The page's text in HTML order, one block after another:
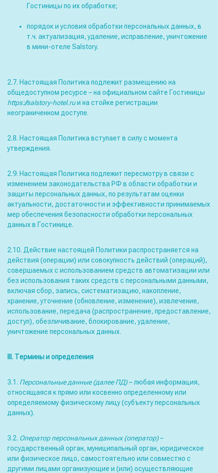
Гостиницы по их обработке;
порядок и условия обработки персональных данных, в
т.ч. актуализация, удаление, исправление, уничтожение
в мини-отеле Salstory.
2.7. Настоящая Политика подлежит размещению на
общедоступном ресурсе – на официальном сайте Гостиницы
https://salstory-hotel.ruи на стойке регистрации
неограниченном доступе.
2.8. Настоящая Политика вступает в силу с момента
утверждения.
2.9. Настоящая Политика подлежит пересмотру в связи с
изменением законодательства РФ в области обработки и
защиты персональных данных, по результатам оценки
актуальности, достаточности и эффективности принимаемых
мер обеспечения безопасности обработки персональных
данных в Гостинице.
2.10. Действие настоящей Политики распространяется на
действия (операции) или совокупность действий (операций),
совершаемых с использованием средств автоматизации или
без использования таких средств с персональными данными,
включая сбор, запись, систематизацию, накопление,
хранение, уточнение (обновление, изменение), извлечение,
использование, передача (распространение, предоставление,
доступ), обезличивание, блокирование, удаление,
уничтожение персональных данных.
. Термины и определения
3.1. Персональные данные (далее ПД)– любая информация,
относящаяся к прямо или косвенно определенному или
определяемому физическому лицу (субъекту персональных
данных).
3.2. Оператор персональных данных (оператор)–
государственный орган, муниципальный орган, юридическое
или физическое лицо, самостоятельно или совместно с
другими лицами организующие и (или) осуществляющие